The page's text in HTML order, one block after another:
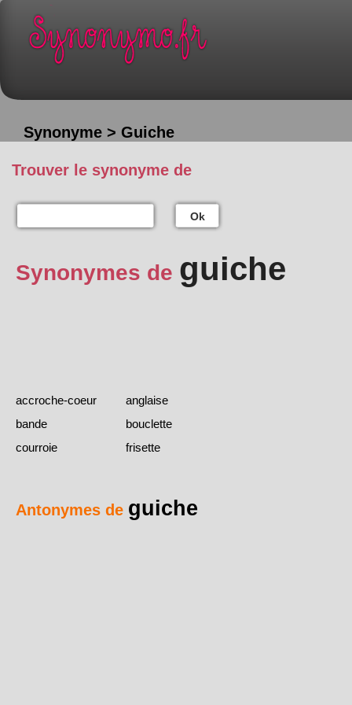
Synonyme > Guiche
Trouver le synonyme de
Ok
Synonymes de guiche
accroche-coeur
anglaise
bande
bouclette
courroie
frisette
Antonymes de guiche